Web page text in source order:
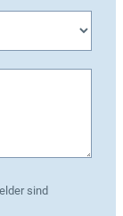
sind